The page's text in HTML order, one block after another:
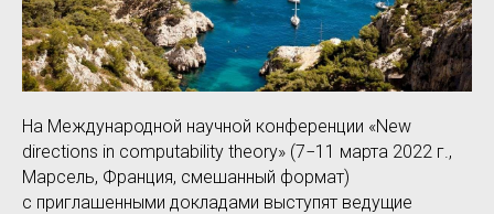
На Международной научной конференции «New
directions in computability theory» (7−11 марта 2022 г.,
Марсель, Франция, смешанный формат)
с приглашенными докладами выступят ведущие